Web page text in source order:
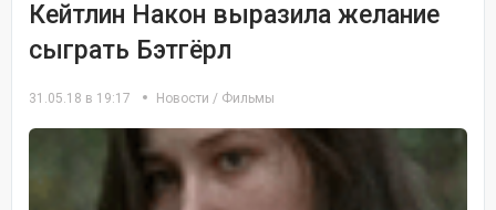
Кейтлин Након выразила желание
сыграть Бэтгёрл
31.05.18 в 19:17 Новости / Фильмы